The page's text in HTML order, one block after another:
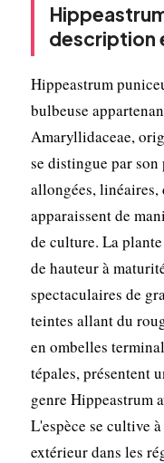
description
Hippeastrum
bulbeuse
Amaryllidaceae,
se distingue par
allongées,
apparaissent de
de culture. La
de hauteur à
spectaculaires de
teintes allant du
en ombelles
tépales, présentent
genre Hippeastrum
L'espèce se cultive
extérieur dans les